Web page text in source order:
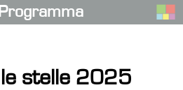
le stelle 2025